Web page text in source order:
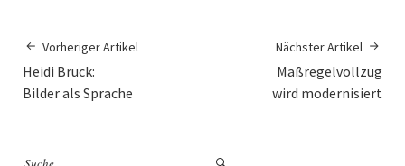
Vorheriger Artikel
Heidi Bruck:
Bilder als Sprache
Nächster Artikel
Maßregelvollzug
wird modernisiert